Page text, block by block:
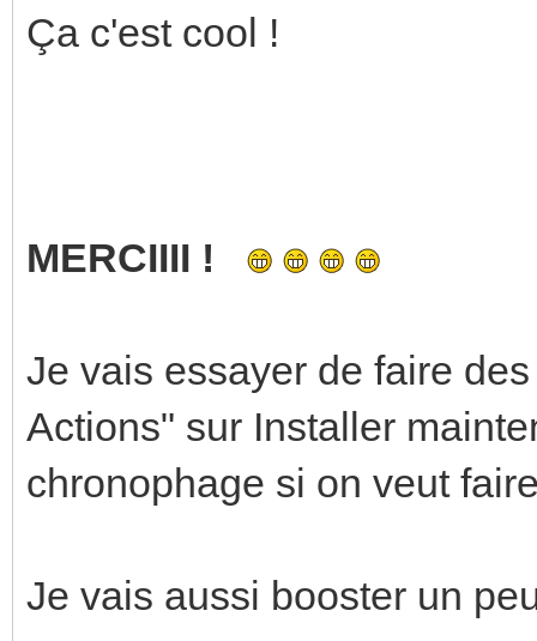
Ça c'est cool !
MERCIIII !
Je vais essayer de faire
Actions" sur Installer
chronophage si on veut
Je vais aussi booster un